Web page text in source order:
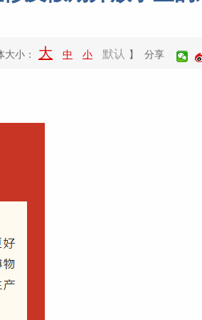
大小： 大 中 小 默认 】 分享